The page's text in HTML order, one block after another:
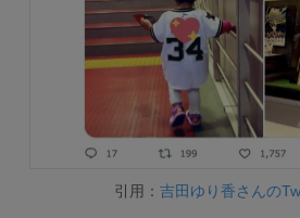
引用： 吉田ゆり香さんの